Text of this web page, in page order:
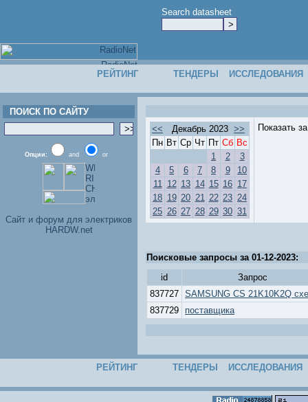
Search datasheet
РЕЙТИНГ ТЕНДЕРЫ ИССЛЕДОВАНИЯ
ПОИСК ПО САЙТУ
Опции: and or
Cайт и форум для электриков
HARDW.net
<< Декабрь 2023 >>
Пн Вт Ср Чт Пт Сб Вс
1
2
3
4
5 6 7 8 9
10
11 12 13 14 15 16 17
18 19 20 21 22 23 24
25 26 27 28 29 30 31
Показать
Поисковые запросы за 01-12-2023:
id
Запрос
837727 SAMSUNG CS 21K10K2Q
837729
поставщика
РЕЙТИНГ ТЕНДЕРЫ ИССЛЕДОВАНИЯ